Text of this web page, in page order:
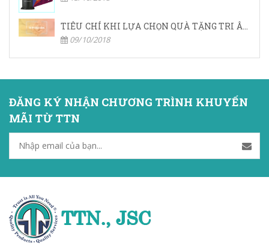
TIÊU CHÍ KHI LỰA CHỌN QUÀ TẶNG TRI ÂN KHÁCH HÀNG
09/10/2018
ĐĂNG KÝ NHẬN CHƯƠNG TRÌNH KHUYẾN
MÃI TỪ TTN